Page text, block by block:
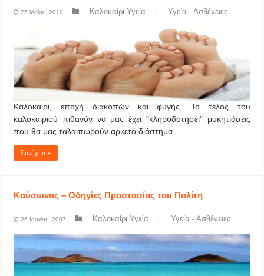
25 Μαΐου, 2010 Καλοκαίρι Υγεία , Υγεία - Ασθένειες
Καλοκαίρι, εποχή διακοπών και φυγής. Το τέλος του
καλοκαιριού πιθανόν να μας έχει "κληροδοτήσει" μυκητιάσεις
που θα μας ταλαιπωρούν αρκετό διάστημα.
Συνέχεια »
Καύσωνας – Οδηγίες Προστασίας του Πολίτη
26 Ιουνίου, 2007 Καλοκαίρι Υγεία , Υγεία - Ασθένειες